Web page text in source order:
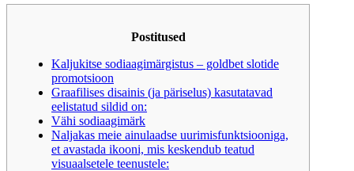
Postitused
Kaljukitse sodiaagimärgistus – goldbet slotide
promotsioon
Graafilises disainis (ja päriselus) kasutatavad
eelistatud sildid on:
Vähi sodiaagimärk
Naljakas meie ainulaadse uurimisfunktsiooniga,
et avastada ikooni, mis keskendub teatud
visuaalsetele teenustele: